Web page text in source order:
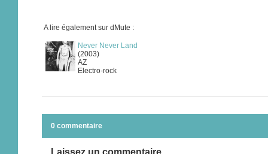
A lire également sur dMute :
Never Never Land
(2003)
AZ
Electro-rock
0 commentaire
Laissez un commentaire